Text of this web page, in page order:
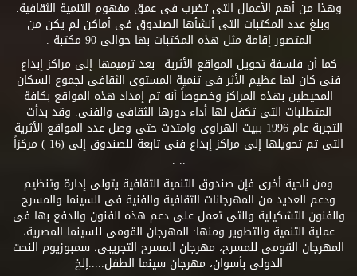
وهذا من أهم الأعمال التى تضرب فى عمق مفهوم التنمية الثقافية.
وبلغ عدد المكتبات التى أنشأها الصندوق فى أماكن لم يكن من
المتصور إقامة مثل هذه المكتبات بها حوالى 90 مكتبة .
كما أن فلسفة تحويل المواقع الأثرية –بعد ترميمها–إلى مراكز إبداع
فنى كان لها عظيم الأثر فى تنمية المستوى الثقافى لجموع السكان
المحيطين بهذه المراكز وخصوصاً أنه تم إمداد هذه المواقع بكافة
المتطلبات التى تكفل لها أداء دورها الثقافى والفنى. وقد بدأت
التجربة عام 1996 ببيت الهراوى وامتدت حتى وصل عدد المواقع الأثرية
التى تم تحويلها إلى مراكز إبداع فنى تابعة للصندوق إلى (16 ) مركزاً
.. .
ومن ناحية أخرى فإن صندوق التنمية الثقافية يتولى إدارة وتنظيم
ودعم العديد من المهرجانات الثقافية والفنية فى السينما والمسرح
والفنون التشكيلية والتى تعمل على دعم هذه الفنون والدفع بها فى
عملية التنمية والتطوير ومنها: المهرجان القومى للسينما المصرية،
المهرجان القومى للمسرح، مهرجان المسرح التجريبى، سمبوزيوم النحت
الدولى بأسوان، مهرجان سينما الطفل.....إلخ